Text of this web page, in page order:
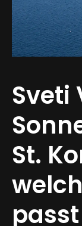
Sveti
St.